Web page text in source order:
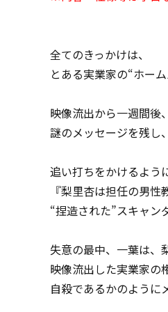
全てのきっかけは、
とある実業家の“ホー
映像流出から一週間後
謎のメッセージを残し
追い打ちをかけるよう
『梨里杏は担任の男
“捏造された”スキャン
失意の最中、一葉は、
映像流出した実業家の
自殺であるかのように